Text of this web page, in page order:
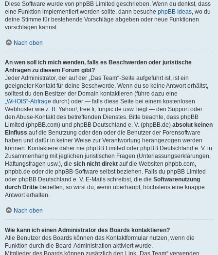
Diese Software wurde von phpBB Limited geschrieben. Wenn du denkst, dass
eine Funktion implementiert werden sollte, dann besuche phpBB Ideas, wo du
deine Stimme für bestehende Vorschläge abgeben oder neue Funktionen
vorschlagen kannst.
Nach oben
An wen soll ich mich wenden, falls es Beschwerden oder juristische
Anfragen zu diesem Forum gibt?
Jeder Administrator, der auf der „Das Team“-Seite aufgeführt ist, ist ein
geeigneter Kontakt für deine Beschwerde. Wenn du so keine Antwort erhältst,
solltest du den Besitzer der Domain kontaktieren (führe dazu eine
„WHOIS“-Abfrage durch) oder — falls diese Seite bei einem kostenlosen
Webhoster wie z. B. Yahoo!, free.fr, funpic.de usw. liegt — den Support oder
den Abuse-Kontakt des betreffenden Dienstes. Bitte beachte, dass phpBB
Limited (phpBB.com) und phpBB Deutschland e. V. (phpBB.de) absolut keinen
Einfluss auf die Benutzung oder den oder die Benutzer der Forensoftware
haben und dafür in keiner Weise zur Verantwortung herangezogen werden
können. Kontaktiere daher nie phpBB Limited oder phpBB Deutschland e. V. in
Zusammenhang mit jeglichen juristischen Fragen (Unterlassungserklärungen,
Haftungsfragen usw.), die sich nicht direkt auf die Websiten phpbb.com,
phpbb.de oder die phpBB-Software selbst beziehen. Falls du phpBB Limited
oder phpBB Deutschland e. V. E-Mails schreibst, die die Softwarenutzung
durch Dritte betreffen, so wirst du, wenn überhaupt, höchstens eine knappe
Antwort erhalten.
Nach oben
Wie kann ich einen Administrator des Boards kontaktieren?
Alle Benutzer des Boards können das Kontaktformular nutzen, wenn die
Funktion durch die Board-Administration aktiviert wurde.
Mitglieder des Boards können zusätzlich den Link „Das Team“ verwenden.